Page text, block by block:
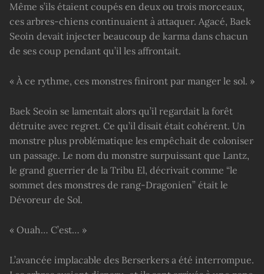
Même s’ils étaient coupés en deux ou trois morceaux,
ces arbres-chiens continuaient à attaquer. Agacé, Baek
Seoin devait injecter beaucoup de karma dans chacun
de ses coup pendant qu’il les affrontait.
« À ce rythme, ces monstres finiront par manger le sol. »
Baek Seoin se lamentait alors qu’il regardait la forêt
détruite avec regret. Ce qu’il disait était cohérent. Un
monstre plus problématique les empêchait de coloniser
un passage. Le nom du monstre surpuissant que Lantz,
le grand guerrier de la Tribu El, décrivait comme “le
sommet des monstres de rang-Dragonien” était le
Dévoreur de Sol.
« Ouah… C’est… »
L’avancée implacable des Berserkers a été interrompue.